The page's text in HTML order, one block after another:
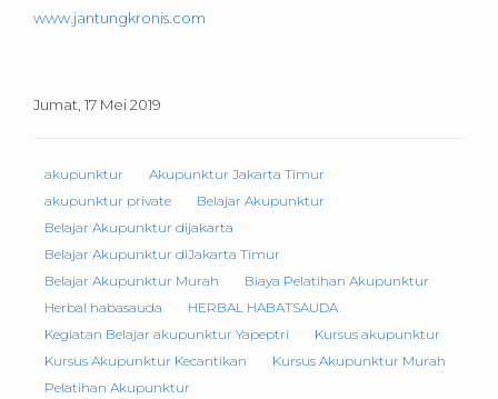
www.jantungkronis.com
Jumat, 17 Mei 2019
akupunktur
Akupunktur Jakarta Timur
akupunktur private
Belajar Akupunktur
Belajar Akupunktur dijakarta
Belajar Akupunktur diJakarta Timur
Belajar Akupunktur Murah
Biaya Pelatihan Akupunktur
Herbal habasauda
HERBAL HABATSAUDA
Kegiatan Belajar akupunktur Yapeptri
Kursus akupunktur
Kursus Akupunktur Kecantikan
Kursus Akupunktur Murah
Pelatihan Akupunktur